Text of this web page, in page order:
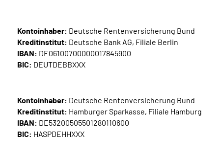
Kontoinhaber: Deutsche Rentenversicherung Bund
Kreditinstitut: Deutsche Bank AG, Filiale Berlin
IBAN: DE06100700000017845900
BIC: DEUTDEBBXXX
Kontoinhaber: Deutsche Rentenversicherung Bund
Kreditinstitut: Hamburger Sparkasse, Filiale Hamburg
IBAN: DE53200505501280110600
BIC: HASPDEHHXXX